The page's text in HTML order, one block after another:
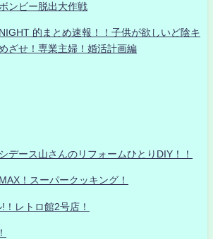
ンビー脱出大作戦
的まとめ速報！！子供が欲しいど陰キ
ざせ！専業主婦！婚活計画編
デース山さんのリフォームひとりDIY！！
！スーパークッキング！
レトロ館2号店！